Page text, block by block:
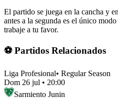
El partido se juega en la cancha y
antes a la segunda es el único
trabaje a tu favor.
⚽ Partidos Relacionados
Liga Profesional• Regular Season
Dom 26 jul • 20:00
Sarmiento Junin